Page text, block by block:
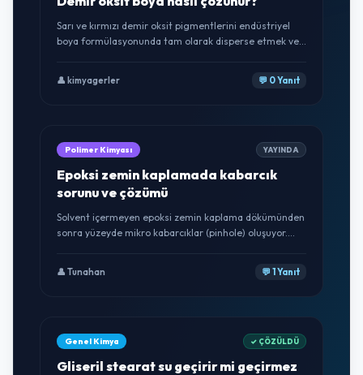
Sarı ve kırmızı demir oksit pigmentlerini endüstriyel
boya formülasyonunda tam olarak disperse etmek ve
👤 kimyagerler 💬 0 Yanıt
Polimer Kimyası YAYINDA
Epoksi zemin kaplamada kabarcık
sorunu ve çözümü
Solvent içermeyen epoksi zemin kaplama dökümünden
sonra yüzeyde mikro kabarcıklar (pinhole) oluşuyor.
👤 Tunahan 💬 1 Yanıt
Genel Kimya ✓ ÇÖZÜLDÜ
Gliseril stearat su geçirir mi geçirmez